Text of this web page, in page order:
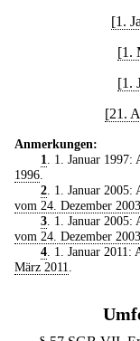
[1.
[1.
[1.
[21.
Anmerkungen:
1. 1. Januar 1997:
1996.
2. 1. Januar 2005:
vom 24. Dezember 2003
3. 1. Januar 2005:
vom 24. Dezember 2003
4. 1. Januar 2011:
März 2011.